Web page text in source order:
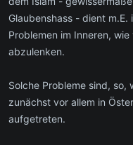
Glaubenshass - dient
Problemen im Inneren,
abzulenken.
Solche Probleme sind,
zunächst vor allem in
aufgetreten.